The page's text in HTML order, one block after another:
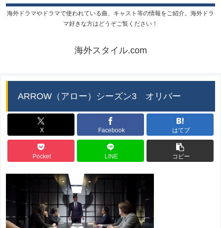
海外ドラマやドラマで使われている曲、キャスト等の情報をご紹介。海外ドラ
マ好きな方はどうぞご覧ください！
海外スタイル.com
ARROW（アロー）シーズン3 オリバー
X Facebook はてブ
Pocket LINE コピー